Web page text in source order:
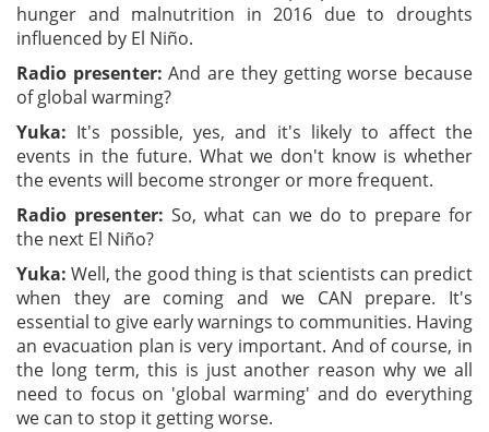
hunger and malnutrition in 2016 due to droughts
influenced by El Niño.
Radio presenter: And are they getting worse because
of global warming?
Yuka: It's possible, yes, and it's likely to affect the
events in the future. What we don't know is whether
the events will become stronger or more frequent.
Radio presenter: So, what can we do to prepare for
the next El Niño?
Yuka: Well, the good thing is that scientists can predict
when they are coming and we CAN prepare. It's
essential to give early warnings to communities. Having
an evacuation plan is very important. And of course, in
the long term, this is just another reason why we all
need to focus on 'global warming' and do everything
we can to stop it getting worse.